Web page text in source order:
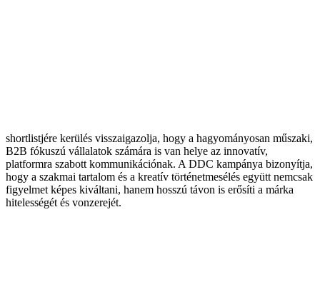
shortlistjére kerülés visszaigazolja, hogy a hagyományosan műszaki,
B2B fókuszú vállalatok számára is van helye az innovatív,
platformra szabott kommunikációnak. A DDC kampánya bizonyítja,
hogy a szakmai tartalom és a kreatív történetmesélés együtt nemcsak
figyelmet képes kiváltani, hanem hosszú távon is erősíti a márka
hitelességét és vonzerejét.